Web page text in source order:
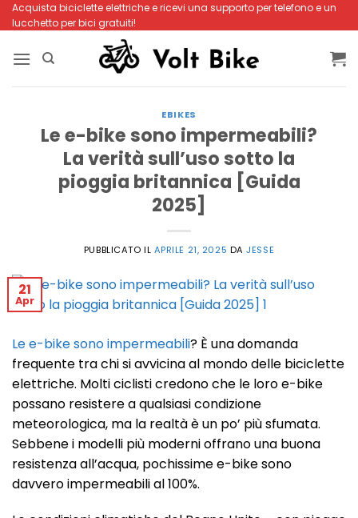
Salta
ai
contenuti
Acquista biciclette elettriche e ricevi una supporto per telefono e un
lucchetto per bici gratuiti!
EBIKES
Le e-bike sono impermeabili?
La verità sull’uso sotto la
pioggia britannica [Guida
2025]
PUBBLICATO IL APRILE 21, 2025 DAJESSE
21
Apr
Le e-bike sono impermeabili? È una domanda
frequente tra chi si avvicina al mondo delle biciclette
elettriche. Molti ciclisti credono che le loro e-bike
possano resistere a qualsiasi condizione
meteorologica, ma la realtà è un po’ più sfumata.
Sebbene i modelli più moderni offrano una buona
resistenza all’acqua, pochissime e-bike sono
davvero impermeabili al 100%.